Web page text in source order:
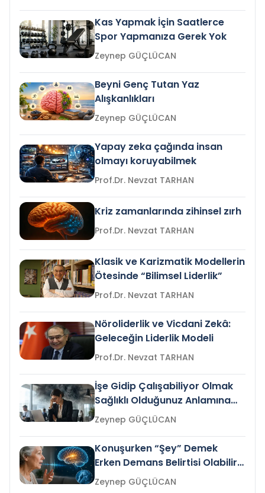
Kas Yapmak İçin Saatlerce
Spor Yapmanıza Gerek Yok
Zeynep GÜÇLÜCAN
Beyni Genç Tutan Yaz
Alışkanlıkları
Zeynep GÜÇLÜCAN
Yapay zeka çağında insan
olmayı koruyabilmek
Prof.Dr. Nevzat TARHAN
Kriz zamanlarında zihinsel zırh
Prof.Dr. Nevzat TARHAN
Klasik ve Karizmatik Modellerin
Ötesinde “Bilimsel Liderlik”
Prof.Dr. Nevzat TARHAN
Nöroliderlik ve Vicdani Zekâ:
Geleceğin Liderlik Modeli
Prof.Dr. Nevzat TARHAN
İşe Gidip Çalışabiliyor Olmak
Sağlıklı Olduğunuz Anlamına
Gelir mi?Zeynep GÜÇLÜCAN
Konuşurken “Şey” Demek
Erken Demans Belirtisi Olabilir
mi?
Zeynep GÜÇLÜCAN